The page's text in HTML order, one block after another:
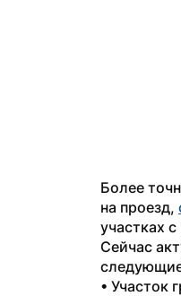
Более
на проезд,
участках
Сейчас
• Участок